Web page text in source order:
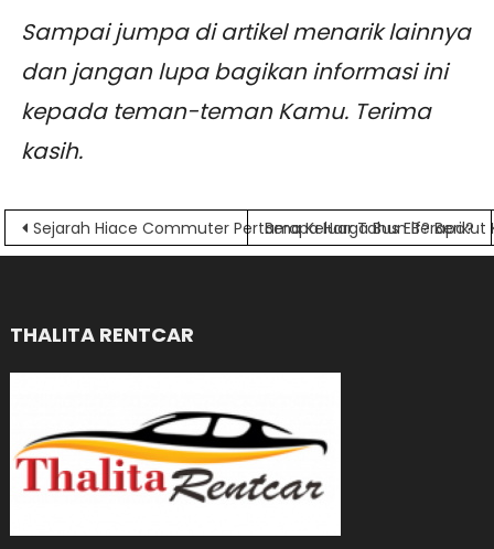
Sampai jumpa di artikel menarik lainnya
dan jangan lupa bagikan informasi ini
kepada teman-teman Kamu. Terima
kasih.
Navigasi
Sejarah Hiace Commuter Pertama Keluar Tahun Berapa?
Berapa Harga Bus Elf?
THALITA RENTCAR